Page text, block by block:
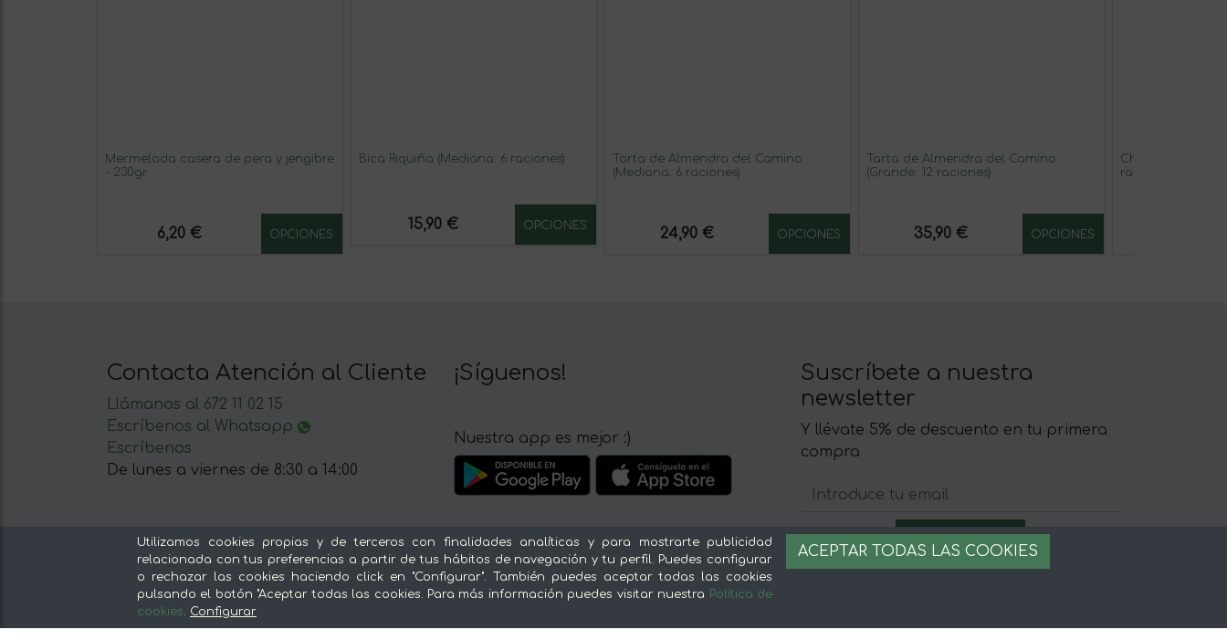
Mermelada casera de pera y jengibre
- 230gr
6,20 € OPCIONES
Bica Riquiña (Mediana: 6 raciones)
15,90 € OPCIONES
Tarta de Almendra del Camino
(Mediana: 6 raciones)
24,90 € OPCIONES
Tarta de Almendra del Camino
(Grande: 12 raciones)
35,90 € OPCIONES
Chocolatísimo! -
raciones)
Contacta Atención al Cliente
Llámanos al 672 11 02 15
Escríbenos al Whatsapp
Escríbenos
De lunes a viernes de 8:30 a 14:00
¡Síguenos!
Nuestra app es mejor :)
Suscríbete a nuestra
newsletter
Y llévate 5% de descuento en tu primera
compra
Nuestras secciones
Del productor, sin intermediarios
Sobre mentta
Utilizamos cookies propias y de terceros con finalidades analíticas y para mostrarte publicidad
relacionada con tus preferencias a partir de tus hábitos de navegación y tu perfil. Puedes configurar
o rechazar las cookies haciendo click en "Configurar". También puedes aceptar todas las cookies
pulsando el botón "Aceptar todas las cookies. Para más información puedes visitar nuestra Política de
cookies. Configurar
ACEPTAR TODAS LAS COOKIES